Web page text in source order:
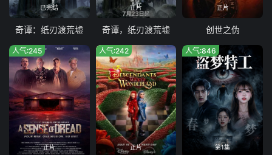
已完结
奇谭：纸刃渡荒墟
正片
奇谭，纸刃渡荒墟
正片
创世之伪
正片
人气:245
正片
人气:242
第1集
人气:846